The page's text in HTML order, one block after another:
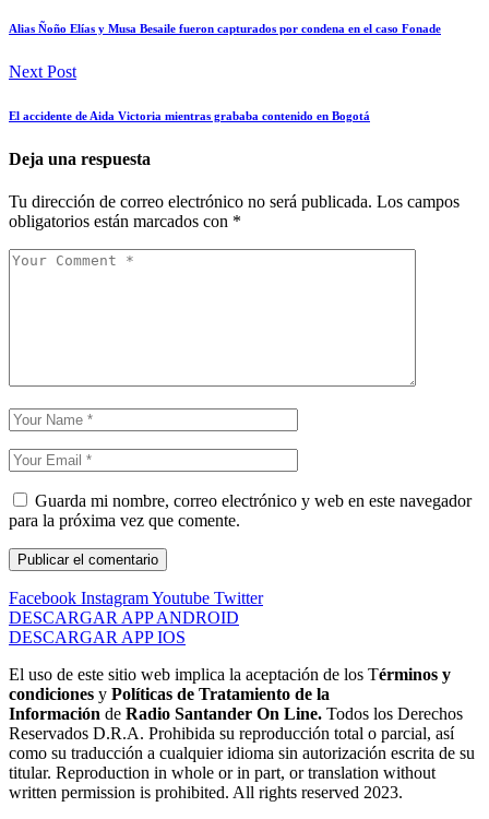
Alias Ñoño Elías y Musa Besaile fueron capturados por condena en el caso Fonade
Next Post
El accidente de Aida Victoria mientras grababa contenido en Bogotá
Deja una respuesta
Tu dirección de correo electrónico no será publicada. Los campos
obligatorios están marcados con *
Guarda mi nombre, correo electrónico y web en este navegador
para la próxima vez que comente.
Facebook InstagramYoutube Twitter
DESCARGAR APP ANDROID
DESCARGAR APP IOS
El uso de este sitio web implica la aceptación de los Términos y
condiciones y Políticas de Tratamiento de la
Información de Radio Santander On Line. Todos los Derechos
Reservados D.R.A. Prohibida su reproducción total o parcial, así
como su traducción a cualquier idioma sin autorización escrita de su
titular. Reproduction in whole or in part, or translation without
written permission is prohibited. All rights reserved 2023.